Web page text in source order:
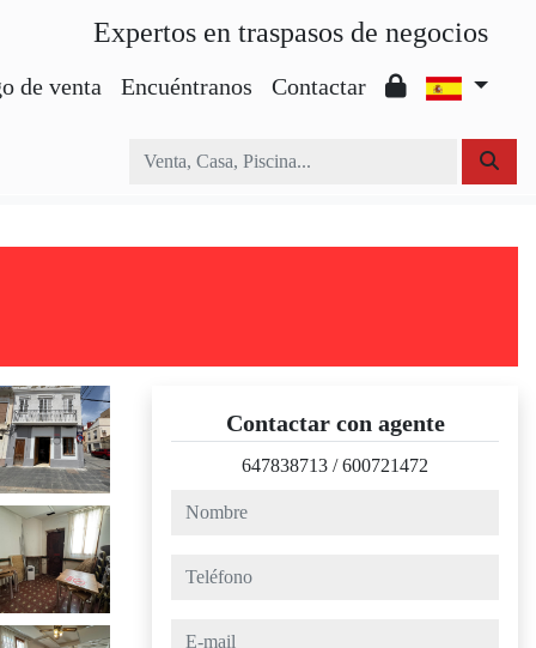
Expertos en traspasos de negocios
de venta Encuéntranos Contactar
Contactar con agente
647838713 /600721472
nombre
teléfono
e-mail